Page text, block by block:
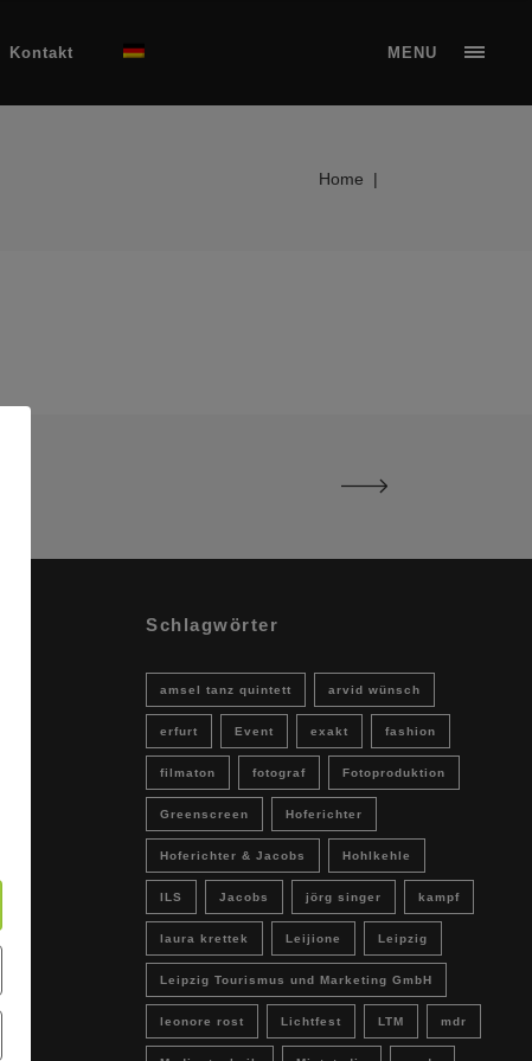
Kontakt MENU
Home |
Schlagwörter
amsel tanz quintett arvid wünsch
erfurt Event exakt fashion
filmaton fotograf Fotoproduktion
Greenscreen Hoferichter
Hoferichter & Jacobs Hohlkehle
ILS Jacobs jörg singer kampf
laura krettek Leijione Leipzig
Leipzig Tourismus und Marketing GmbH
leonore rost Lichtfest LTM mdr